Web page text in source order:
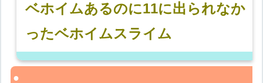
ベホイムあるのに11に出られなか
ったベホイムスライム